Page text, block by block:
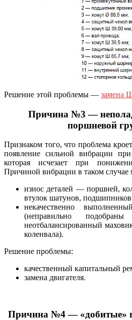
Решение этой проблемы — замена
Причина №3 —
поршневой
Признаком того, что проблема
появление сильной вибрации при
которая исчезает при
Причиной вибрации в таком случае
износ деталей — поршней,
втулок шатунов, подшипников
некачественно
(неправильно
неотбалансированный
коленвала).
Решение проблемы:
качественный капитальный
замена двигателя.
Причина №4 — «добитые»